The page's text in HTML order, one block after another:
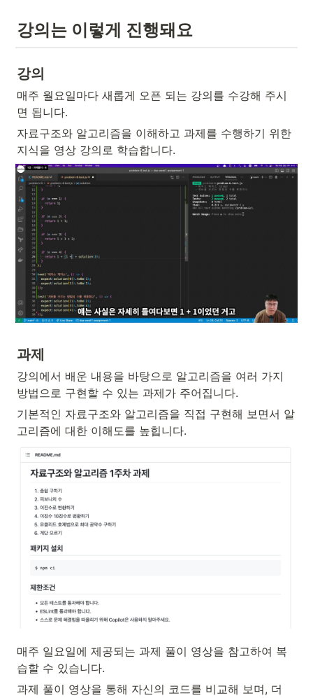
강의는 이렇게 진행돼요
강의
매주 월요일마다 새롭게 오픈 되는 강의를 수강해 주시
면 됩니다.
자료구조와 알고리즘을 이해하고 과제를 수행하기 위한
지식을 영상 강의로 학습합니다.
과제
강의에서 배운 내용을 바탕으로 알고리즘을 여러 가지
방법으로 구현할 수 있는 과제가 주어집니다.
기본적인 자료구조와 알고리즘을 직접 구현해 보면서 알
고리즘에 대한 이해도를 높힙니다.
매주 일요일에 제공되는 과제 풀이 영상을 참고하여 복
습할 수 있습니다.
과제 풀이 영상을 통해 자신의 코드를 비교해 보며, 더